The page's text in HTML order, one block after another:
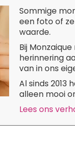
Sommige
een foto of
waarde.
Bij
herinnering
van in ons
Al sinds
alleen mooi
Lees ons